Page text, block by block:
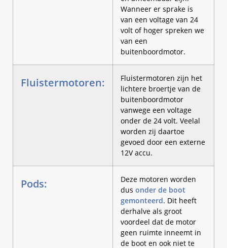
Wanneer er sprake is
van een voltage van 24
volt of hoger spreken we
van een
buitenboordmotor.
Fluistermotoren:
Fluistermotoren zijn het
lichtere broertje van de
buitenboordmotor
vanwege een voltage
onder de 24 volt. Veelal
worden zij daartoe
gevoed door een externe
12V accu.
Pods:
Deze motoren worden
dus onder de boot
gemonteerd. Dit heeft
derhalve als groot
voordeel dat de motor
geen ruimte inneemt in
de boot en ook niet te